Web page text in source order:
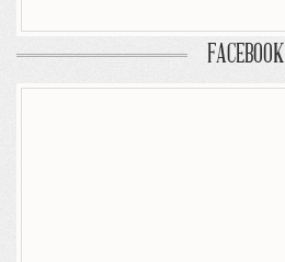
FACEBOOK